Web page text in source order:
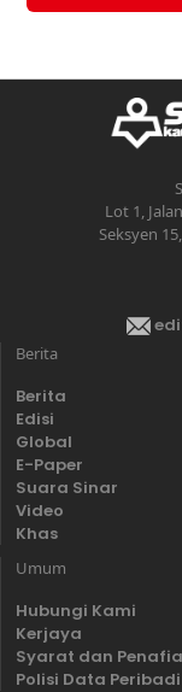
Lot 1,
Seksyen
Berita
Berita
Edisi
Global
E-Paper
Suara Sinar
Video
Khas
Umum
Hubungi Kami
Kerjaya
Syarat dan
Polisi Data Peribadi